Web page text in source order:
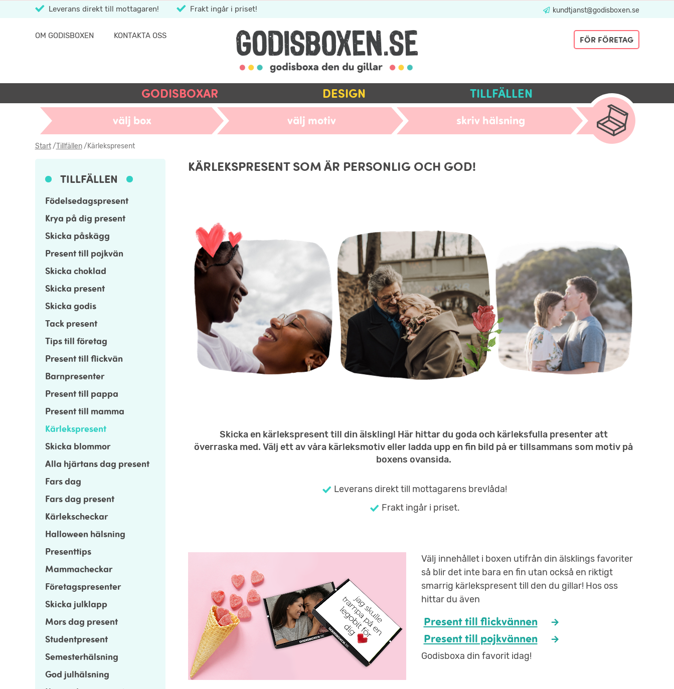
Leverans direkt till mottagaren! Frakt ingår i priset! kundtjanst@godisboxen.se
OM GODISBOXEN KONTAKTA OSS FÖR FÖRETAG
GODISBOXAR DESIGN TILLFÄLLEN
välj box välj motiv skriv hälsning
Start/Tillfällen/Kärlekspresent
TILLFÄLLEN
Födelsedagspresent
Krya på dig present
Skicka påskägg
Present till pojkvän
Skicka choklad
Skicka present
Skicka godis
Tack present
Tips till företag
Present till flickvän
Barnpresenter
Present till pappa
Present till mamma
Kärlekspresent
Skicka blommor
Alla hjärtans dag present
Fars dag
Fars dag present
Kärlekscheckar
Halloween hälsning
Presenttips
Mammacheckar
Företagspresenter
Skicka julklapp
Mors dag present
Studentpresent
Semesterhälsning
God julhälsning
KÄRLEKSPRESENT SOM ÄR PERSONLIG OCH GOD!
Skicka en kärlekspresent till din älskling! Här hittar du goda och kärleksfulla presenter att
överraska med. Välj ett av våra kärleksmotiv eller ladda upp en fin bild på er tillsammans som motiv på
boxens ovansida.
Leverans direkt till mottagarens brevlåda!
Frakt ingår i priset.
Välj innehållet i boxen utifrån din älsklings favoriter
så blir det inte bara en fin utan också en riktigt
smarrig kärlekspresent till den du gillar! Hos oss
hittar du även
Present till flickvännen
Present till pojkvännen
Godisboxa din favorit idag!